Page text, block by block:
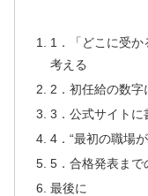
1．「どこに受
考える
2．初任給の数字
3．公式サイトに
4．“最初の職場
5．合格発表まで
最後に